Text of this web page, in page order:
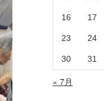
16 17
23 24
30 31
« 7月